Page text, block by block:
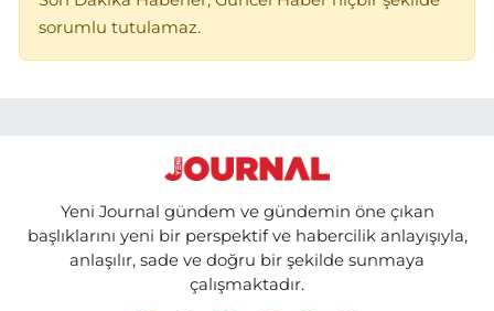
sorumlu tutulamaz.
Yeni Journal gündem ve gündemin öne çıkan
başlıklarını yeni bir perspektif ve habercilik anlayışıyla,
anlaşılır, sade ve doğru bir şekilde sunmaya
çalışmaktadır.